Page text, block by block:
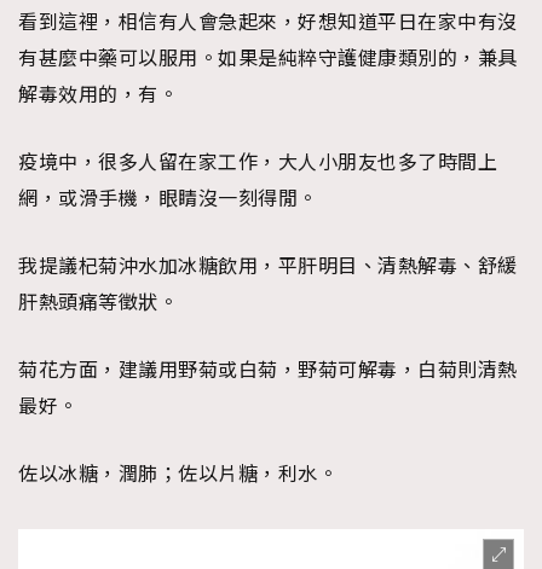
看到這裡，相信有人會急起來，好想知道平日在家中有沒
有甚麼中藥可以服用。如果是純粹守護健康類別的，兼具
解毒效用的，有。
疫境中，很多人留在家工作，大人小朋友也多了時間上
網，或滑手機，眼睛沒一刻得閒。
我提議杞菊沖水加冰糖飲用，平肝明目、清熱解毒、舒緩
肝熱頭痛等徵狀。
菊花方面，建議用野菊或白菊，野菊可解毒，白菊則清熱
最好。
佐以冰糖，潤肺；佐以片糖，利水。